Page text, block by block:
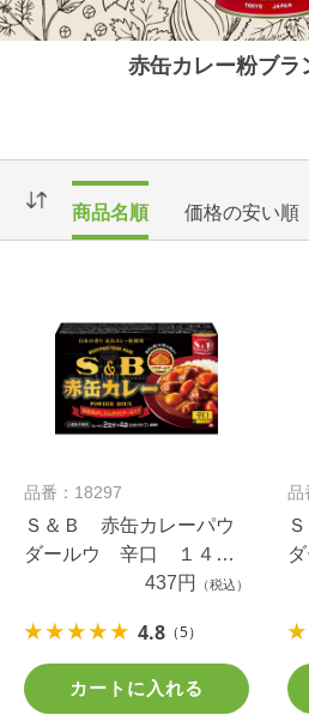
赤缶カレー粉ブラ
商品名順 価格の安い順
品番：18297
Ｓ＆Ｂ 赤缶カレーパウ
ダールウ 辛口 １４０
437円 （税込）
4.8 （5）
カートに入れる
品